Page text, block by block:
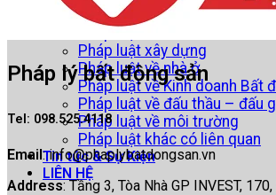
Pháp luật về đầu tư
Pháp luật xây dựng
Pháp luật về nhà ở
Pháp luật về Kinh doanh Bất
Pháp luật về đấu thầu – đấu
Pháp luật về môi trường
Pháp luật khác có liên quan
Tin tức & Sự Kiện
LIÊN HỆ
Pháp lý bất động sản
Tel : 098.525.4118
Email:info@phaplybatdongsan.vn
Address: Tầng 3, Tòa Nhà GP INVEST,